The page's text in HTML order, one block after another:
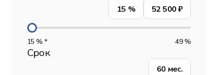
15 % 52 500 ₽
15 % * 49 %
Срок
60 мес.